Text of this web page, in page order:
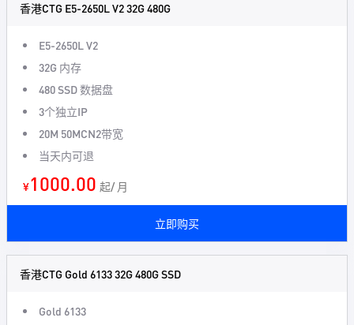
香港CTG E5-2650L V2 32G 480G
E5-2650L V2
32G 内存
480 SSD 数据盘
3个独立IP
20M 50MCN2带宽
当天内可退
¥1000.00 起/ 月
立即购买
香港CTG Gold 6133 32G 480G SSD
Gold 6133